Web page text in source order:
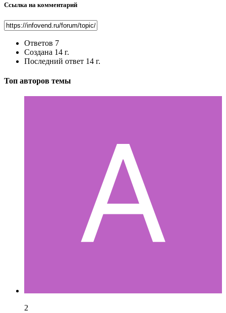
Ссылка на комментарий
Ответов 7
Создана 14 г.
Последний ответ 14 г.
Топ авторов темы
2